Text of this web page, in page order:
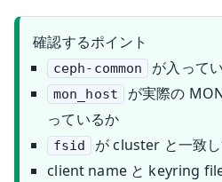
確認するポイント
ceph-common が入って
mon_host
が実際の
っているか
fsid
が cluster と一致
client name と keyring